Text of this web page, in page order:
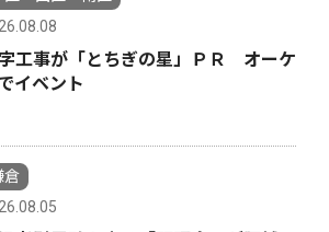
工事が「とちぎの星」ＰＲ オーケ
イベント
倉